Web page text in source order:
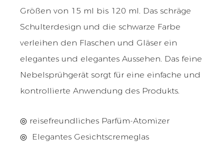
Größen von 15 ml bis 120 ml. Das schräge
Schulterdesign und die schwarze Farbe
verleihen den Flaschen und Gläser ein
elegantes und elegantes Aussehen. Das feine
Nebelsprühgerät sorgt für eine einfache und
kontrollierte Anwendung des Produkts.
◎ reisefreundliches Parfüm-Atomizer
◎
Elegantes Gesichtscremeglas